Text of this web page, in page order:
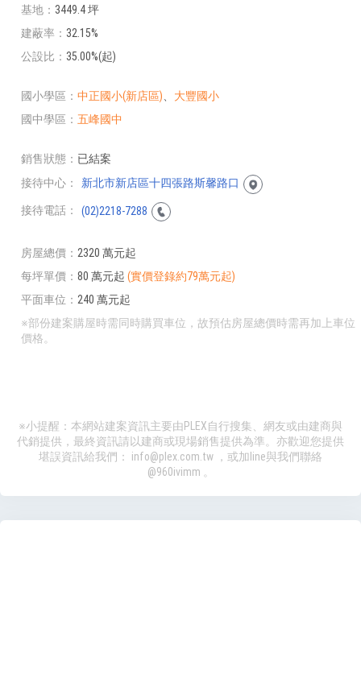
基地
3449.4 坪
建蔽率
32.15%
公設比
35.00%(起)
國小學區 中正國小(新店區)
大豐國小
國中學區
五峰國中
銷售狀態
已結案
接待中心
新北市新店區十四張路斯馨路口
接待電話 (02)2218-7288
房屋總價
2320 萬元起
每坪單價
80 萬元起(實價登錄約79萬元起)
平面車位
240 萬元起
※部份建案購屋時需同時購買車位，故預估房屋總價時需再加上車位
價格。
※小提醒：本網站建案資訊主要由PLEX自行搜集、網友或由建商與
代銷提供，最終資訊請以建商或現場銷售提供為準。亦歡迎您提供
堪誤資訊給我們： info@plex.com.tw ，或加line與我們聯絡
@960ivimm 。